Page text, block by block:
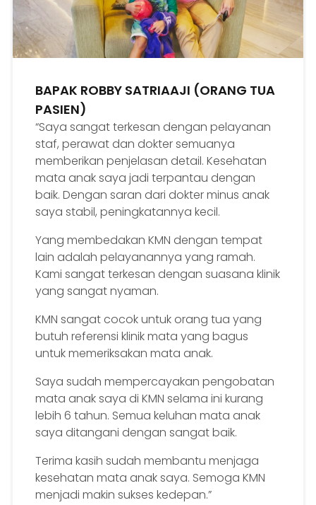
BAPAK ROBBY SATRIAAJI (ORANG TUA
PASIEN)
“Saya sangat terkesan dengan pelayanan
staf, perawat dan dokter semuanya
memberikan penjelasan detail. Kesehatan
mata anak saya jadi terpantau dengan
baik. Dengan saran dari dokter minus anak
saya stabil, peningkatannya kecil.
Yang membedakan KMN dengan tempat
lain adalah pelayanannya yang ramah.
Kami sangat terkesan dengan suasana klinik
yang sangat nyaman.
KMN sangat cocok untuk orang tua yang
butuh referensi klinik mata yang bagus
untuk memeriksakan mata anak.
Saya sudah mempercayakan pengobatan
mata anak saya di KMN selama ini kurang
lebih 6 tahun. Semua keluhan mata anak
saya ditangani dengan sangat baik.
Terima kasih sudah membantu menjaga
kesehatan mata anak saya. Semoga KMN
menjadi makin sukses kedepan.”